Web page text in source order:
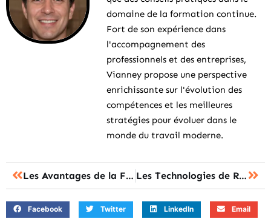
domaine de la formation continue.
Fort de son expérience dans
l'accompagnement des
professionnels et des entreprises,
Vianney propose une perspective
enrichissante sur l'évolution des
compétences et les meilleures
stratégies pour évoluer dans le
monde du travail moderne.
Les Avantages de la Formation à Distance Certifiée dans le Domaine de la Formation Les Technologies de Recherche Avancées au Service de la Formation
Facebook Twitter LinkedIn Email